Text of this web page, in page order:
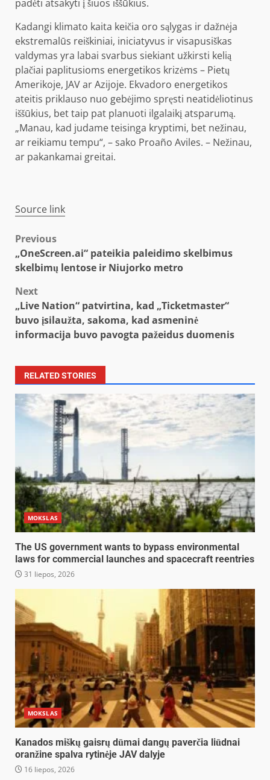
padėti atsakyti į šiuos iššūkius.
Kadangi klimato kaita keičia oro sąlygas ir dažnėja
ekstremalūs reiškiniai, iniciatyvus ir visapusiškas
valdymas yra labai svarbus siekiant užkirsti kelią
plačiai paplitusioms energetikos krizėms – Pietų
Amerikoje, JAV ar Azijoje. Ekvadoro energetikos
ateitis priklauso nuo gebėjimo spręsti neatidėliotinus
iššūkius, bet taip pat planuoti ilgalaikį atsparumą.
„Manau, kad judame teisinga kryptimi, bet nežinau,
ar reikiamu tempu“, – sako Proaño Aviles. – Nežinau,
ar pakankamai greitai.
Source link
Post
navigation
Previous
„OneScreen.ai“ pateikia paleidimo skelbimus
skelbimų lentose ir Niujorko metro
Next
„Live Nation“ patvirtina, kad „Ticketmaster“
buvo įsilaužta, sakoma, kad asmeninė
informacija buvo pavogta pažeidus duomenis
RELATED STORIES
MOKSLAS
The US government wants to bypass environmental
laws for commercial launches and spacecraft reentries
31 liepos, 2026
MOKSLAS
Kanados miškų gaisrų dūmai dangų paverčia liūdnai
oranžine spalva rytinėje JAV dalyje
16 liepos, 2026